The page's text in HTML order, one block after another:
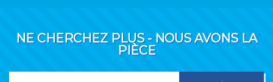
NE CHERCHEZ PLUS - NOUS AVONS LA
PIÈCE